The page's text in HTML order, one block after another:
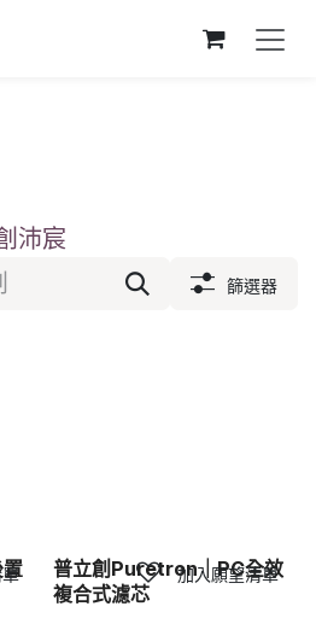
沛宸
篩選器
普立創Puretron｜PC全效
複合式濾芯
加入願望清單